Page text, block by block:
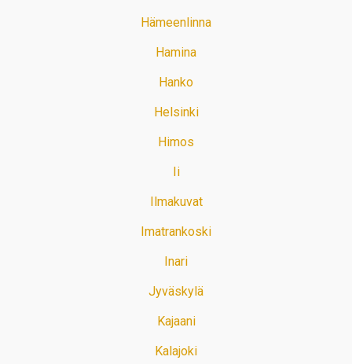
Hämeenlinna
Hamina
Hanko
Helsinki
Himos
Ii
Ilmakuvat
Imatrankoski
Inari
Jyväskylä
Kajaani
Kalajoki